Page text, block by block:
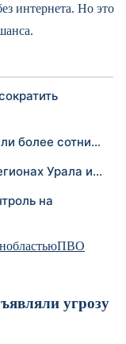
интернета. Но это
более сотни…
Урала и…
на
ПВО
угрозу